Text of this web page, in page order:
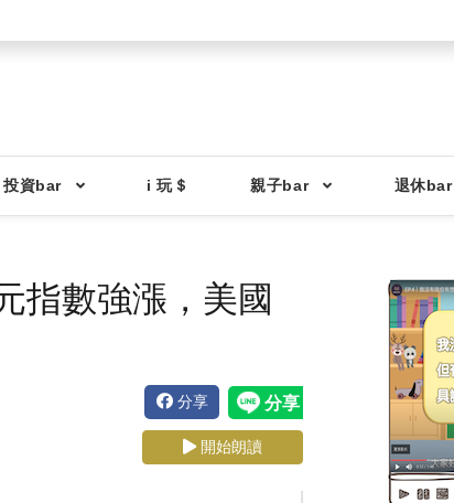
投資bar i 玩＄ 親子bar 退休bar
指數強漲，美國
分享
開始朗讀